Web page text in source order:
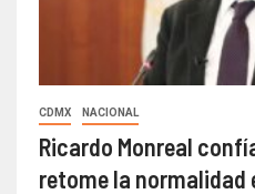
CDMX NACIONAL
Ricardo Monreal
retome la normalidad